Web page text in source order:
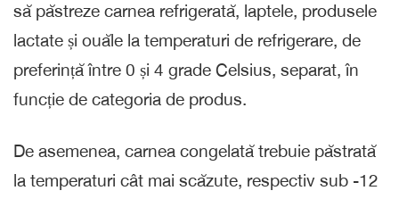
să păstreze carnea refrigerată, laptele, produsele
lactate și ouăle la temperaturi de refrigerare, de
preferință între 0 și 4 grade Celsius, separat, în
funcție de categoria de produs.
De asemenea, carnea congelată trebuie păstrată
la temperaturi cât mai scăzute, respectiv sub -12